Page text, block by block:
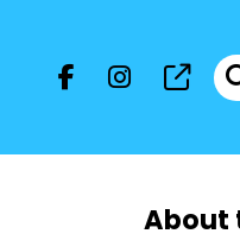
About